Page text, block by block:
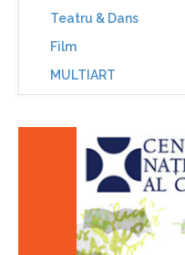
Teatru & Dans
Film
MULTIART